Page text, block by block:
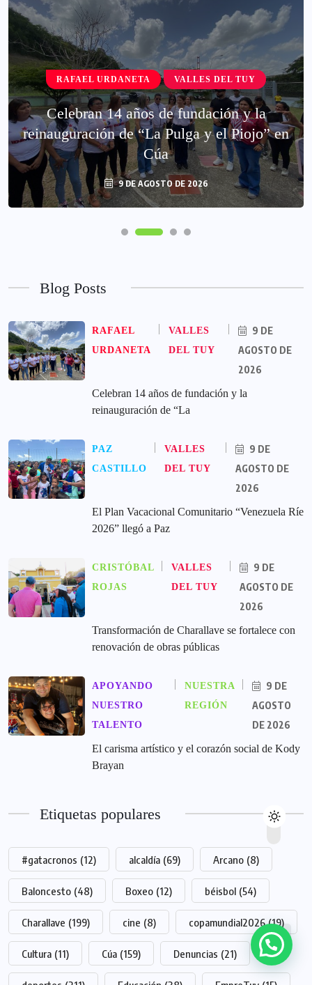
RAFAEL URDANETA VALLES DEL TUY
Celebran 14 años de fundación y la
reinauguración de “La Pulga y el Piojo” en
Cúa
9 DE AGOSTO DE 2026
Blog Posts
RAFAEL
URDANETA
VALLES
DEL TUY
9 DE
AGOSTO DE
2026
Celebran 14 años de fundación y la
reinauguración de “La
PAZ
CASTILLO
VALLES
DEL TUY
9 DE
AGOSTO DE
2026
El Plan Vacacional Comunitario “Venezuela Ríe
2026” llegó a Paz
CRISTÓBAL
ROJAS
VALLES
DEL TUY
9 DE
AGOSTO DE
2026
Transformación de Charallave se fortalece con
renovación de obras públicas
APOYANDO
NUESTRO
TALENTO
NUESTRA
REGIÓN
9 DE
AGOSTO
DE 2026
El carisma artístico y el corazón social de Kody
Brayan
Etiquetas populares
#gatacronos (12) alcaldía (69) Arcano (8)
Baloncesto (48) Boxeo (12) béisbol (54)
Charallave (199) cine (8) copamundial2026 (19)
Cultura (11) Cúa (159) Denuncias (21)